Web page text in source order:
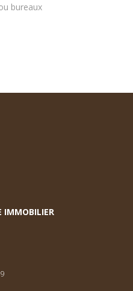
bureaux
IMMOBILIER